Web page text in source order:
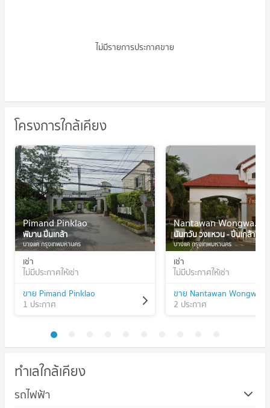
ไม่มีรายการประกาศขาย
โครงการใกล้เคียง
Pimand Pinklao
พิมาน ปิ่นเกล้า
บางแค กรุงเทพมหานคร
เช่า
ไม่มีประกาศให้เช่า
ขาย Pimand Pinklao
1 ประกาศ
Nantawan Wongwan - Pinklao
นันทวัน วงแหวน - ปิ่นเกล้า
บางแค กรุงเทพมหานคร
เช่า
ไม่มีประกาศให้เช่า
2 ประกาศ
ทำเลใกล้เคียง
รถไฟฟ้า